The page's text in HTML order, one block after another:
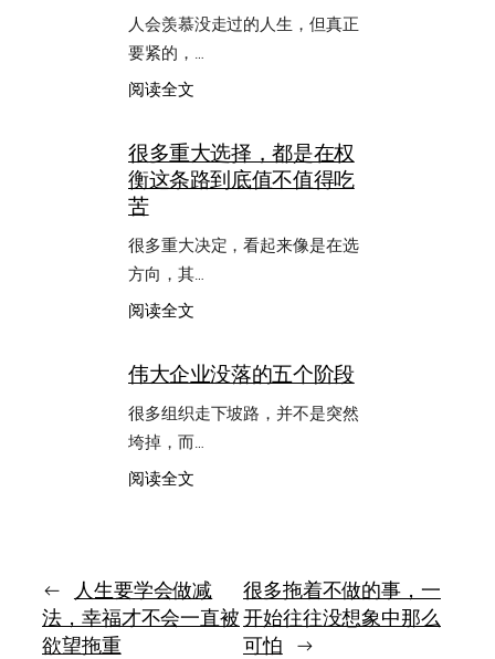
人会羡慕没走过的人生，但真正
要紧的，…
阅读全文：
羡
慕
另
种
人
生，
重
是
自
己
路
很多重大选择，都是在权
衡这条路到底值不值得吃
苦
很多重大决定，看起来像是在选
方向，其…
阅读全文：
重
选
择，
是
条
路
伟大企业没落的五个阶段
很多组织走下坡路，并不是突然
垮掉，而…
阅读全文：
没
落
的
←
人生要学会做减
法，幸福才不会一直被
欲望拖重
很多拖着不做的事，一
开始往往没想象中那么
可怕 →